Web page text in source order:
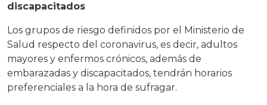
discapacitados
Los grupos de riesgo definidos por el Ministerio de
Salud respecto del coronavirus, es decir, adultos
mayores y enfermos crónicos, además de
embarazadas y discapacitados, tendrán horarios
preferenciales a la hora de sufragar.